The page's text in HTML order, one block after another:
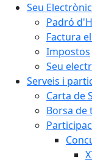
Seu
Padró
Factura
Impostos
Seu
Serveis i
Carta de
Borsa de